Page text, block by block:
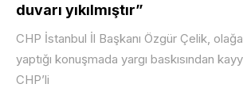
duvarı yıkılmıştır”
CHP İstanbul İl Başkanı Özgür Çelik,
yaptığı konuşmada yargı baskısından
CHP’li